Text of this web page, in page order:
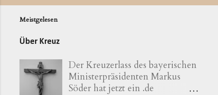
Meistgelesen
Über Kreuz
Der Kreuzerlass des bayerischen
Ministerpräsidenten Markus
Söder hat jetzt ein .de